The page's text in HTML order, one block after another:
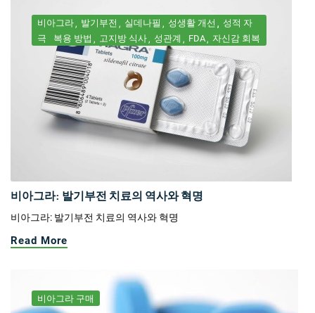
비아그라 발기부전 실데나필 성생활 개선
성적 자
극
복용 방법 고지방 식사 성관계 FDA 자신감 회복
비아그라: 발기부전 치료의 역사와 혁명
비아그라: 발기부전 치료의 역사와 혁명
Read More
비아그라 구매